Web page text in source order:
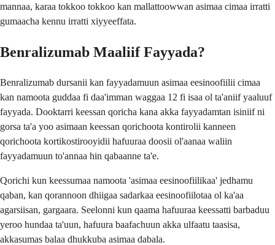
mannaa, karaa tokkoo tokkoo kan mallattoowwan asimaa cimaa irratti
gumaacha kennu irratti xiyyeeffata.
Benralizumab Maaliif Fayyada?
Benralizumab dursanii kan fayyadamuun asimaa eesinoofiilii cimaa
kan namoota guddaa fi daa'imman waggaa 12 fi isaa ol ta'aniif yaaluuf
fayyada. Dooktarri keessan qoricha kana akka fayyadamtan isiniif ni
gorsa ta'a yoo asimaan keessan qorichoota kontirolii kanneen
qorichoota kortikostirooyidii hafuuraa doosii ol'aanaa waliin
fayyadamuun to'annaa hin qabaanne ta'e.
Qorichi kun keessumaa namoota 'asimaa eesinoofiilikaa' jedhamu
qaban, kan qorannoon dhiigaa sadarkaa eesinoofiilotaa ol ka'aa
agarsiisan, gargaara. Seelonni kun qaama hafuuraa keessatti barbaduu
yeroo hundaa ta'uun, hafuura baafachuun akka ulfaatu taasisa,
akkasumas balaa dhukkuba asimaa dabala.